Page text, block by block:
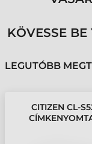
KÖVESSE
LEGUTÓBB
CITIZEN CL-